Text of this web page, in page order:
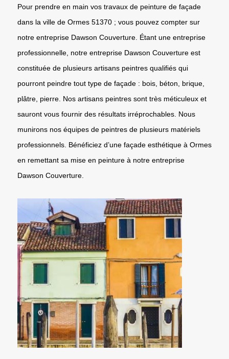
Pour prendre en main vos travaux de peinture de façade
dans la ville de Ormes 51370 ; vous pouvez compter sur
notre entreprise Dawson Couverture. Étant une entreprise
professionnelle, notre entreprise Dawson Couverture est
constituée de plusieurs artisans peintres qualifiés qui
pourront peindre tout type de façade : bois, béton, brique,
plâtre, pierre. Nos artisans peintres sont très méticuleux et
sauront vous fournir des résultats irréprochables. Nous
munirons nos équipes de peintres de plusieurs matériels
professionnels. Bénéficiez d’une façade esthétique à Ormes
en remettant sa mise en peinture à notre entreprise
Dawson Couverture.